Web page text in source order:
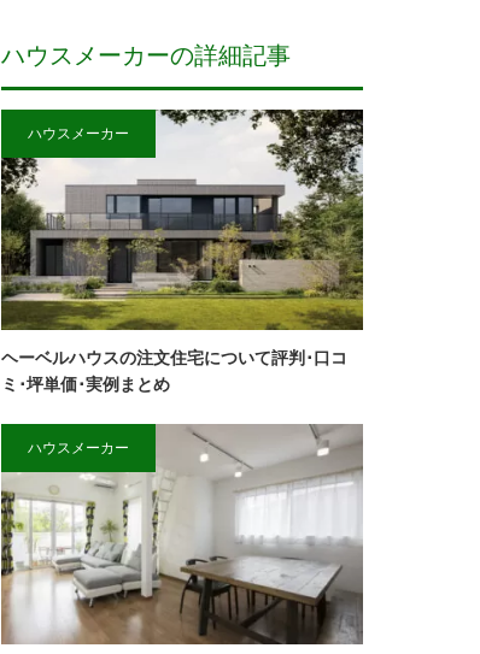
ハウスメーカーの詳細記事
ハウスメーカー
ヘーベルハウスの注文住宅について評判･口コ
ミ･坪単価･実例まとめ
ハウスメーカー